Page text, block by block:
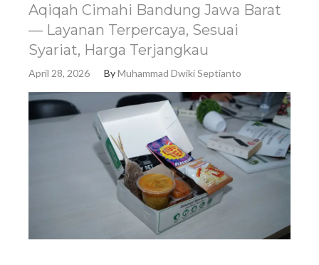
Aqiqah Cimahi Bandung Jawa Barat
— Layanan Terpercaya, Sesuai
Syariat, Harga Terjangkau
April 28, 2026 ByMuhammad Dwiki Septianto